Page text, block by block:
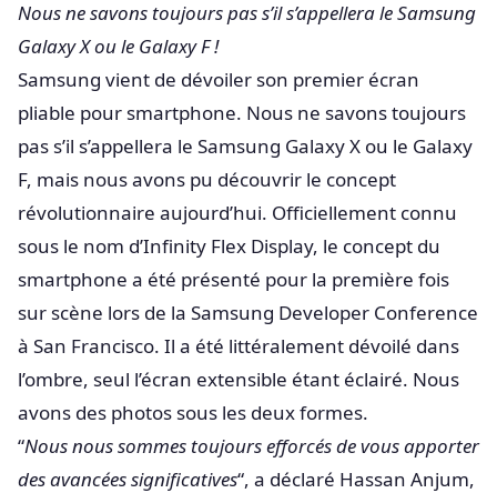
Nous ne savons toujours pas s’il s’appellera le Samsung
Galaxy X ou le Galaxy F !
Samsung vient de dévoiler son premier écran
pliable pour smartphone. Nous ne savons toujours
pas s’il s’appellera le Samsung Galaxy X ou le Galaxy
F, mais nous avons pu découvrir le concept
révolutionnaire aujourd’hui. Officiellement connu
sous le nom d’Infinity Flex Display, le concept du
smartphone a été présenté pour la première fois
sur scène lors de la Samsung Developer Conference
à San Francisco. Il a été littéralement dévoilé dans
l’ombre, seul l’écran extensible étant éclairé. Nous
avons des photos sous les deux formes.
“Nous nous sommes toujours efforcés de vous apporter
des avancées significatives“, a déclaré Hassan Anjum,